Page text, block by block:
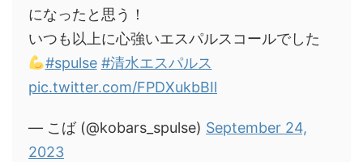
になったと思う！
いつも以上に心強いエスパルスコールでした
#spulse #清水エスパルス
pic.twitter.com/FPDXukbBIl
— こば (@kobars_spulse) September 24,
2023